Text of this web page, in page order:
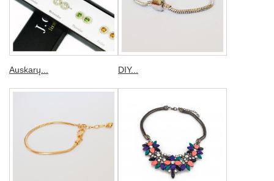
Auskarų... DIY...